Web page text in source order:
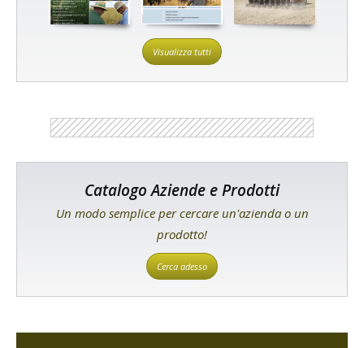
Visualizza tutti
Catalogo Aziende e Prodotti
Un modo semplice per cercare un'azienda o un
prodotto!
Cerca adesso